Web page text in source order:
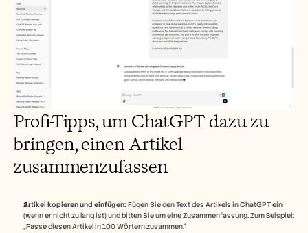
Profi-Tipps, um ChatGPT dazu zu
bringen, einen Artikel
zusammenzufassen
Artikel kopieren und einfügen: Fügen Sie den Text des Artikels in ChatGPT ein
(wenn er nicht zu lang ist) und bitten Sie um eine Zusammenfassung. Zum Beispiel:
„Fasse diesen Artikel in 100 Wörtern zusammen.“